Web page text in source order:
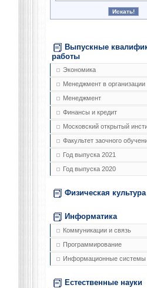
Выпускные
работы
Экономика
Менеджмент в организации
Менеджмент
Финансы и кредит
Московский открытый
Факультет заочного
Год выпуска 2021
Год выпуска 2020
Физическая культура
Информатика
Коммуникации и связь
Программирование
Информационные системы
Естественные науки